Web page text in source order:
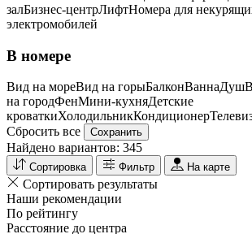
залБизнес-центрЛифтНомера для
электромобилей
В номере
Вид на мореВид на горыБалконВаннаДуш
на городФенМини-кухняДетские
кроваткиХолодильникКондиционер
Сбросить все
Сохранить
Найдено вариантов: 345
Сортировка Фильтр На карте
Сортировать результаты
Наши рекомендации
По рейтингу
Расстояние до центра